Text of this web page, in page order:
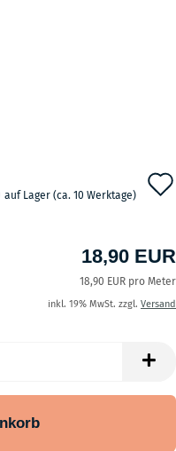
auf Lager (ca. 10 Werktage)
18,90 EUR
18,90 EUR pro Meter
inkl. 19% MwSt. zzgl. Versand